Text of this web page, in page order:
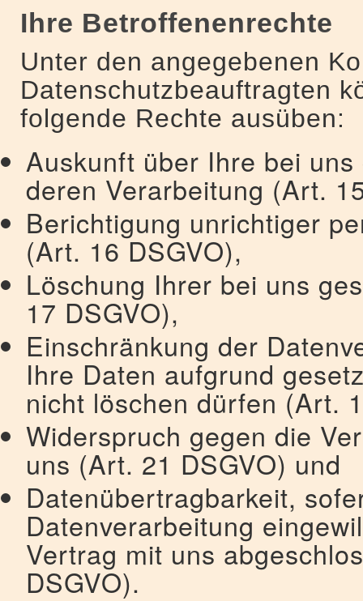
Ihre Betroffenenrechte
Unter den angegebenen
Datenschutzbeauftragten
folgende Rechte ausüben:
Auskunft über Ihre bei
deren Verarbeitung (Art.
Berichtigung unrichtiger
(Art. 16 DSGVO),
Löschung Ihrer bei uns
17 DSGVO),
Einschränkung der
Ihre Daten aufgrund
nicht löschen dürfen (Art.
Widerspruch gegen die
uns (Art. 21 DSGVO) und
Datenübertragbarkeit,
Datenverarbeitung
Vertrag mit uns
DSGVO).